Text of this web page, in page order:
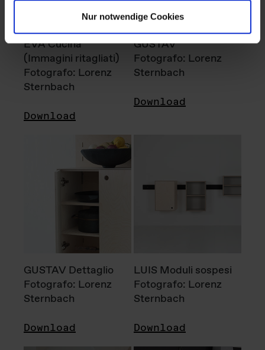
Nur notwendige Cookies
EVA Cucina
(Immagini ritagliati)
Fotografo: Lorenz
Sternbach
Download
GUSTAV
Fotografo: Lorenz
Sternbach
Download
GUSTAV Dettaglio
Fotografo: Lorenz
Sternbach
Download
LUIS Moduli sospesi
Fotografo: Lorenz
Sternbach
Download